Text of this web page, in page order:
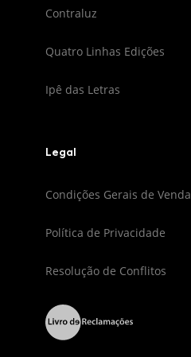
Contraluz
Quatro Linhas Edições
Ipê das Letras
Legal
Condições Gerais de Venda
Política de Privacidade
Resolução de Conflitos